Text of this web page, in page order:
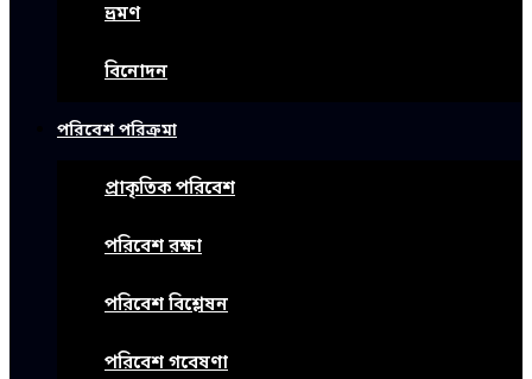
ভ্রমণ
বিনোদন
পরিবেশ পরিক্রমা
প্রাকৃতিক পরিবেশ
পরিবেশ রক্ষা
পরিবেশ বিশ্লেষন
পরিবেশ গবেষণা